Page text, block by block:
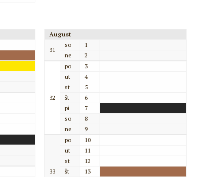
August
31
so
1
ne
2
32
po
3
ut
4
st
5
št
6
pi
7
so
8
ne
9
33
po
10
ut
11
st
12
št
13